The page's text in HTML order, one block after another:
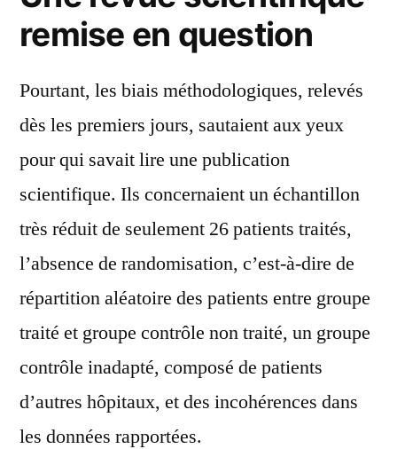
remise en question
Pourtant, les biais méthodologiques, relevés
dès les premiers jours, sautaient aux yeux
pour qui savait lire une publication
scientifique. Ils concernaient un échantillon
très réduit de seulement 26 patients traités,
l’absence de randomisation, c’est-à-dire de
répartition aléatoire des patients entre groupe
traité et groupe contrôle non traité, un groupe
contrôle inadapté, composé de patients
d’autres hôpitaux, et des incohérences dans
les données rapportées.